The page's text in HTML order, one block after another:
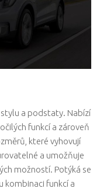
stylu a podstaty. Nabízí
funkcí a zároveň
které vyhovují
a umožňuje
možností. Potýká se
kombinaci funkcí a